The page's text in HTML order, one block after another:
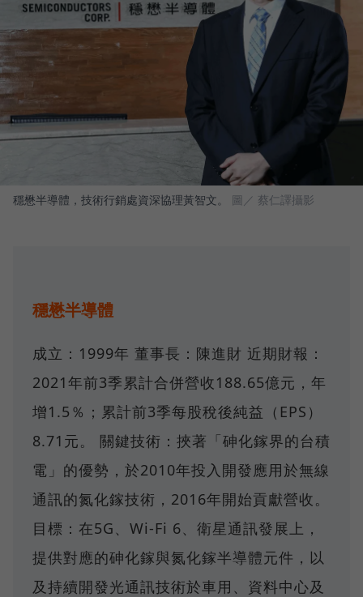
穩懋半導體，技術行銷處資深協理黃智文。 圖／ 蔡仁譯攝影
穩懋半導體
成立：1999年 董事長：陳進財 近期財報：
2021年前3季累計合併營收188.65億元，年
增1.5％；累計前3季每股稅後純益（EPS）
8.71元。 關鍵技術：挾著「砷化鎵界的台積
電」的優勢，於2010年投入開發應用於無線
通訊的氮化鎵技術，2016年開始貢獻營收。
目標：在5G、Wi-Fi 6、衛星通訊發展上，
提供對應的砷化鎵與氮化鎵半導體元件，以
及持續開發光通訊技術於車用、資料中心及